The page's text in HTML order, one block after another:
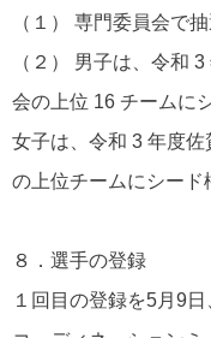
（１） 専門委員会で
（２） 男子は、令和
会の上位 16 チームに
女子は、令和 3 年度
の上位チームにシード
８．選手の登録
１回目の登録を5月9